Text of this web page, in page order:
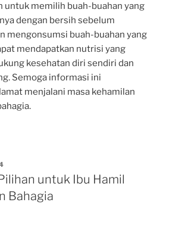
untuk memilih buah-buahan yang
dengan bersih sebelum
mengonsumsi buah-buahan yang
mendapatkan nutrisi yang
kesehatan diri sendiri dan
Semoga informasi ini
menjalani masa kehamilan
untuk Ibu Hamil
Bahagia